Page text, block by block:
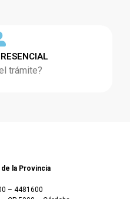
trámite?
de la Provincia
– 4481600